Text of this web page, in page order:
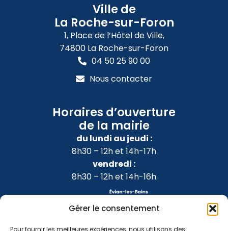
Gérer le consentement
Pour fournir les meilleures expériences, nous utilisons des
Ville de
La Roche-sur-Foron
1, Place de l’Hôtel de Ville,
74800 La Roche-sur-Foron
04 50 25 90 00
Nous contacter
Horaires d’ouverture
de la mairie
du lundi au jeudi :
8h30 – 12h et 14h-17h
vendredi :
8h30 – 12h et 14h-16h